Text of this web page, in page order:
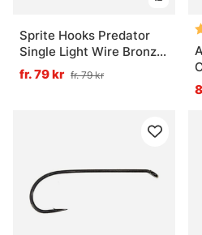
Sprite Hooks Predator
Single Light Wire Bronze
S1086 15-pack
fr. 79 kr fr. 79 kr